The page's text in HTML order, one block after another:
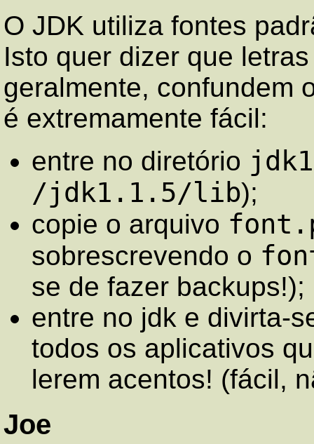
O JDK utiliza fontes
Isto quer dizer que
geralmente, confundem
é extremamente fácil:
entre no diretório
/jdk1.1.5/lib);
copie o arquivo
sobrescrevendo o
se de fazer backups!);
entre no jdk e divirta-
todos os aplicativos
lerem acentos! (fácil,
Joe